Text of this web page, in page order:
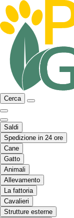
Cerca
Saldi
Spedizione in 24 ore
Cane
Gatto
Animali
Allevamento
La fattoria
Cavalieri
Strutture esterne